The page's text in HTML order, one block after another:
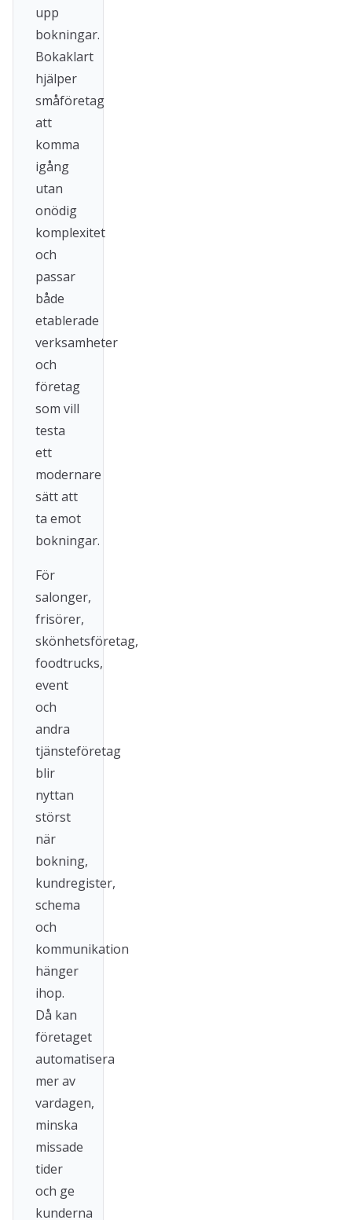
upp
bokningar.
Bokaklart
hjälper
småföretag
att
komma
igång
utan
onödig
komplexitet
och
passar
både
etablerade
verksamheter
och
företag
som vill
testa
ett
modernare
sätt att
ta emot
bokningar.
För
salonger,
frisörer,
skönhetsföretag,
foodtrucks,
event
och
andra
tjänsteföretag
blir
nyttan
störst
när
bokning,
kundregister,
schema
och
kommunikation
hänger
ihop.
Då kan
företaget
automatisera
mer av
vardagen,
minska
missade
tider
och ge
kunderna